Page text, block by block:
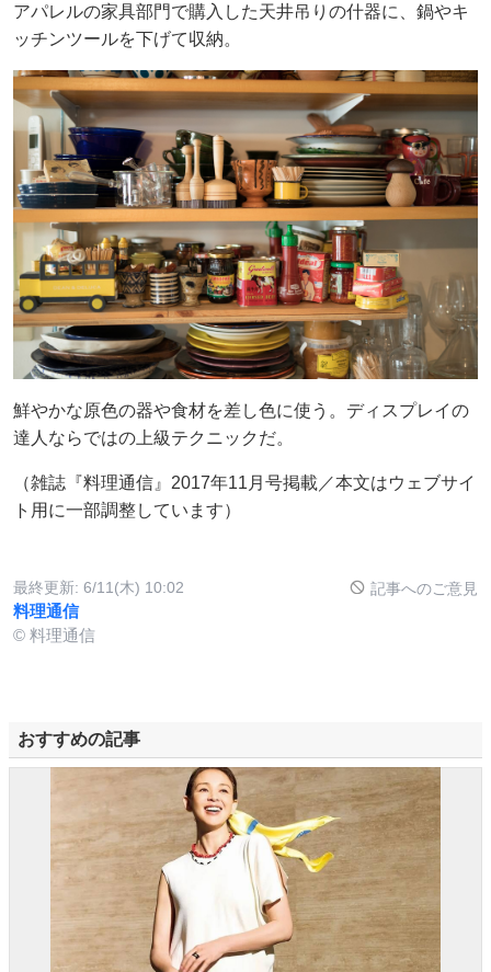
アパレルの家具部門で購入した天井吊りの什器に、鍋やキ
ッチンツールを下げて収納。
鮮やかな原色の器や食材を差し色に使う。ディスプレイの
達人ならではの上級テクニックだ。
（雑誌『料理通信』2017年11月号掲載／本文はウェブサイ
ト用に一部調整しています）
最終更新: 6/11(木) 10:02 記事へのご意見
料理通信
© 料理通信
おすすめの記事